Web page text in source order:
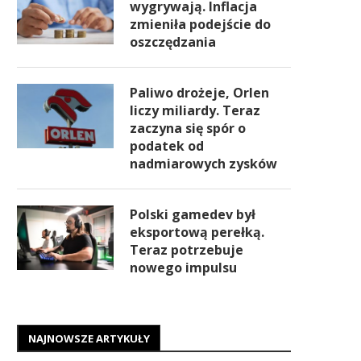
wygrywają. Inflacja
zmieniła podejście do
oszczędzania
Paliwo drożeje, Orlen
liczy miliardy. Teraz
zaczyna się spór o
podatek od
nadmiarowych zysków
Polski gamedev był
eksportową perełką.
Teraz potrzebuje
nowego impulsu
NAJNOWSZE ARTYKUŁY